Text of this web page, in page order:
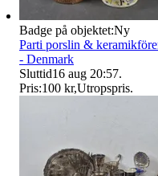
Badge på objektet:Ny
Parti porslin &
- Denmark
Sluttid16 aug 20:57.
Pris:100 kr,Utropspris.